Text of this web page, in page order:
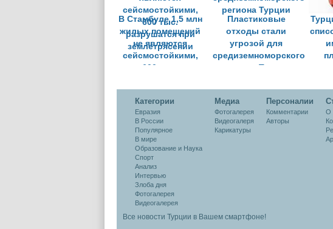
В Стамбуле 1,5 млн
жилых помещений
не являются
сейсмостойкими,
600 тыс.
землетрясении
Пластиковые
отходы стали
угрозой для
средиземноморского
региона Турции
Категории
Евразия
В России
Популярное
В мире
Образование и Наука
Спорт
Анализ
Интервью
Злоба дня
Фотогалерея
Видеогалерея
Медиа
Фотогалерея
Видеогалеря
Карикатуры
Персоналии
Комментарии
Авторы
О
Все новости Турции в Вашем смартфоне!